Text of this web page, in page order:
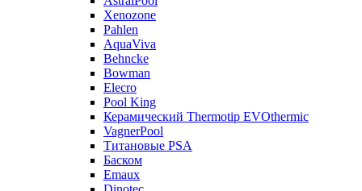
Xenozone
Pahlen
AquaViva
Behncke
Bowman
Elecro
Pool King
Керамический Thermotip EVOthermic
VagnerPool
Титановые PSA
Баском
Emaux